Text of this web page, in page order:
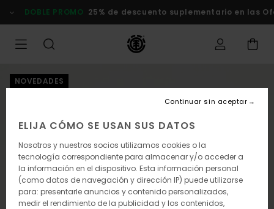
la
DOBLE PROMO 25% de descuento suplementario en las
NOVEDADES
ELIJA CÓMO SE USAN SUS DATOS
Nosotros y nuestros socios utilizamos cookies o la
tecnología correspondiente para almacenar y/o acceder a
la información en el dispositivo. Esta información personal
(como datos de navegación y dirección IP) puede utilizarse
para: presentarle anuncios y contenido personalizados,
medir el rendimiento de la publicidad y los contenidos,
Continuar sin aceptar